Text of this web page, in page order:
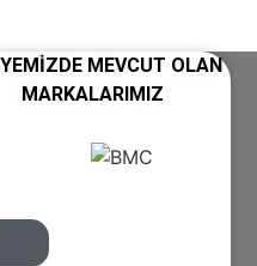
MEVCUT OLAN
MARKALARIMIZ